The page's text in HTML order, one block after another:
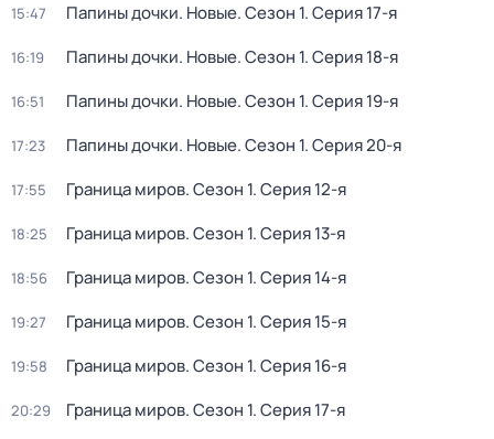
15:47 Папины дочки. Новые. Сезон 1. Серия 17-я
16:19 Папины дочки. Новые. Сезон 1. Серия 18-я
16:51 Папины дочки. Новые. Сезон 1. Серия 19-я
17:23 Папины дочки. Новые. Сезон 1. Серия 20-я
17:55 Граница миров. Сезон 1. Серия 12-я
18:25 Граница миров. Сезон 1. Серия 13-я
18:56 Граница миров. Сезон 1. Серия 14-я
19:27 Граница миров. Сезон 1. Серия 15-я
19:58 Граница миров. Сезон 1. Серия 16-я
20:29 Граница миров. Сезон 1. Серия 17-я